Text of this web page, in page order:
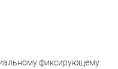
фиксирующему